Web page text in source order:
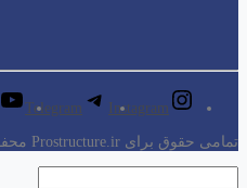
Instagram
Telegram
تمامی حقوق برای Prostructure.ir محفوظ است.